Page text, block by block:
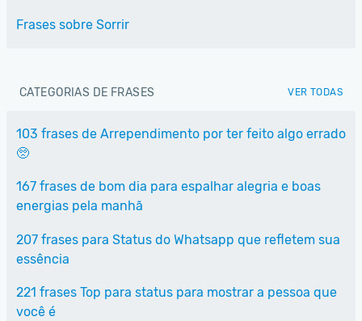
Frases sobre Sorrir
CATEGORIAS DE FRASES VER TODAS
103 frases de Arrependimento por ter feito algo errado
🥺
167 frases de bom dia para espalhar alegria e boas
energias pela manhã
207 frases para Status do Whatsapp que refletem sua
essência
221 frases Top para status para mostrar a pessoa que
você é